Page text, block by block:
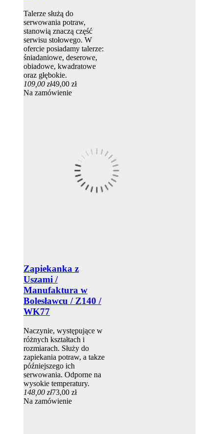
Talerze służą do
serwowania potraw,
stanowią znaczą część
serwisu stołowego. W
ofercie posiadamy talerze:
śniadaniowe, deserowe,
obiadowe, kwadratowe
oraz głębokie.
109,00 zł49,00 zł
Na zamówienie
Zapiekanka z
Uszami /
Manufaktura w
Bolesławcu / Z140 /
WK77
Naczynie, występujące w
różnych kształtach i
rozmiarach. Służy do
zapiekania potraw, a takze
późniejszego ich
serwowania. Odporne na
wysokie temperatury.
148,00 zł73,00 zł
Na zamówienie